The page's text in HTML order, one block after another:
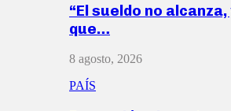
“El sueldo no
que…
8 agosto, 2026
PAÍS